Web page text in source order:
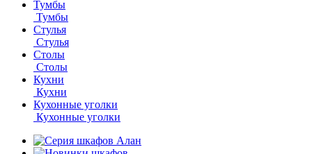
Тумбы
Тумбы
Стулья
Стулья
Столы
Столы
Кухни
Кухни
Кухонные уголки
Кухонные уголки